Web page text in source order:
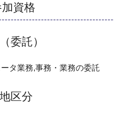
資格
委託）
タ業務,事務・業務の委託
区分